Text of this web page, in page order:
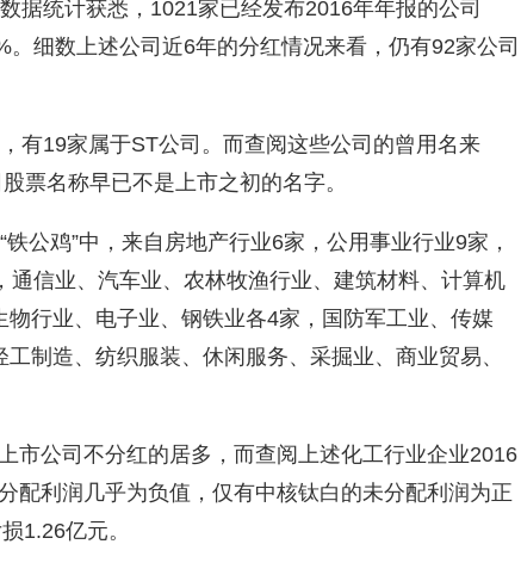
据统计获悉，1021家已经发布2016年年报的公司
细数上述公司近6年的分红情况来看，仍有92家公司
有19家属于ST公司。而查阅这些公司的曾用名来
票名称早已不是上市之初的名字。
公鸡”中，来自房地产行业6家，公用事业行业9家，
信业、汽车业、农林牧渔行业、建筑材料、计算机
行业、电子业、钢铁业各4家，国防军工业、传媒
制造、纺织服装、休闲服务、采掘业、商业贸易、
市公司不分红的居多，而查阅上述化工行业企业2016
配利润几乎为负值，仅有中核钛白的未分配利润为正
1.26亿元。